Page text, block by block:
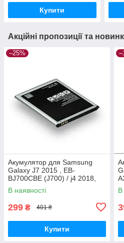
Купити
Акційні пропозиції та
–25%
Акумулятор для Samsung
Galaxy J7 2015 , EB-
BJ700CBE (J700) / j4 2018,
3000 mAh Original PRC
В наявності
299 ₴ 401 ₴
Купити
В